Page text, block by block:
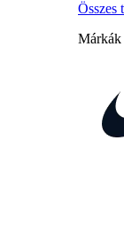
Összes
Márkák